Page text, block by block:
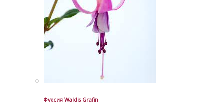
Фуксия Waldis Grafin